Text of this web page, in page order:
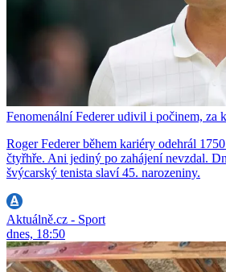
Fenomenální Federer udivil i počinem, za
Roger Federer během kariéry odehrál
čtyřhře. Ani jediný po zahájení nevzdal.
švýcarský tenista slaví 45. narozeniny.
Aktuálně.cz - Sport
dnes, 18:50